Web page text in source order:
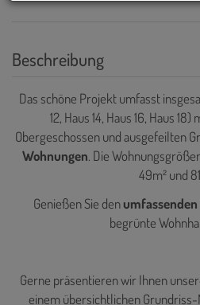
Beschreibung
Das schöne Projekt umfasst
12, Haus 14, Haus 16, Haus
Obergeschossen und ausgefeilten
Wohnungen. Die
49m² und
Genießen Sie den
begrünte
Gerne präsentieren wir Ihnen
einem übersichtlichen Grundriss-